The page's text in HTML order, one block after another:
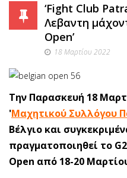
‘Fight Club
Λεβαντη
Open’
18 Μαρτίου 2022
Την Παρασκευή 18
'Μαχητικού Συλλόγου
Βέλγιο και
πραγματοποιηθεί το
Open από 18-20